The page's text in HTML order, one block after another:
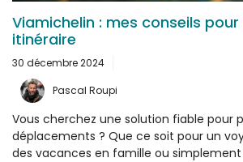
Viamichelin : mes conseils
itinéraire
30 décembre 2024
Pascal Roupi
Vous cherchez une solution fiable pour
déplacements ? Que ce soit pour un
des vacances en famille ou